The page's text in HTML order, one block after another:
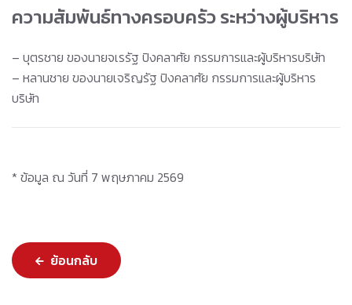
ความสัมพันธ์ทางครอบครัว ระหว่างผู้บริหาร
– บุตรชาย ของนายจเรรัฐ ปิงคลาศัย กรรมการและผู้บริหารบริษัท
– หลานชาย ของนายเจริญรัฐ ปิงคลาศัย กรรมการและผู้บริหาร
บริษัท
* ข้อมูล ณ วันที่ 7 พฤษภาคม 2569
ย้อนกลับ